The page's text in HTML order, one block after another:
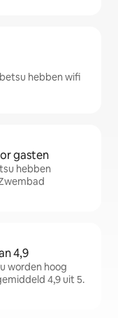
hebben wifi
gasten
hebben
4,9
worden hoog
4,9 uit 5.